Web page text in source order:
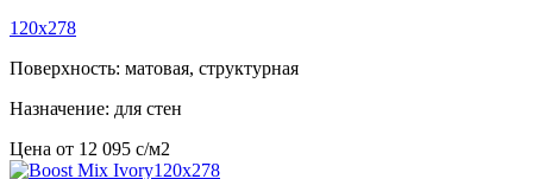
120x278
Поверхность: матовая, структурная
Назначение: для стен
Цена от 12 095 c/м2